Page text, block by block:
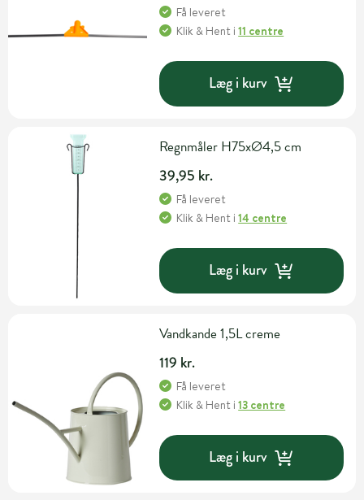
Få leveret
Klik & Hent i11 centre
Læg i kurv
Regnmåler H75xØ4,5 cm
39,95 kr.
Få leveret
Klik & Hent i14 centre
Læg i kurv
Vandkande 1,5L creme
119 kr.
Få leveret
Klik & Hent i13 centre
Læg i kurv